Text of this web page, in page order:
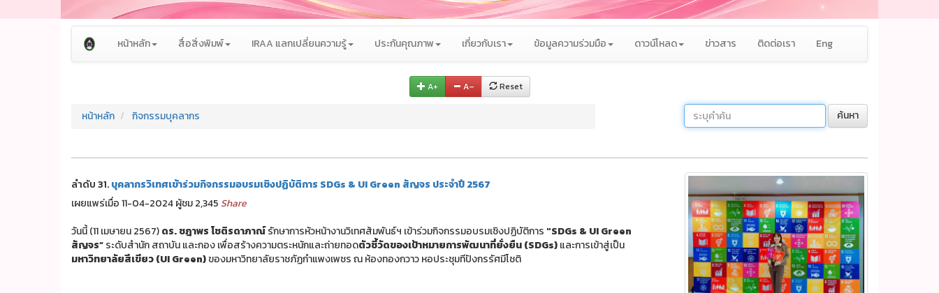
หน้าหลัก สื่อสิ่งพิมพ์ IRAA แลกเปลี่ยนความรู้ ประกันคุณภาพ เกี่ยวกับเรา ข้อมูลความร่วมมือ ดาวน์โหลด ข่าวสาร ติดต่อเรา Eng
A+ A– Reset
หน้าหลัก กิจกรรมบุคลากร ค้นหา
ลำดับ 31.บุคลากรวิเทศเข้าร่วมกิจกรรมอบรมเชิงปฏิบัติการ SDGs & UI Green สัญจร ประจำปี 2567
เผยแพร่เมื่อ 11-04-2024 ผู้ชม 2,345 Share
วันนี้ (11 เมษายน 2567)ดร. ชฎาพร โชติรดาภาณ์รักษาการหัวหน้างานวิเทศส้มพันธ์ฯ เข้าร่วมกิจกรรมอบรมเชิงปฏิบัติการ "SDGs & UI Green
สัญจร”ระดับสำนัก สถาบัน และกอง เพื่อสร้างความตระหนักและถ่ายทอดตัวชี้วัดของเป้าหมายการพัฒนาที่ยั่งยืน (SDGs)และการเข้าสู่เป็น
มหาวิทยาลัยสีเขียว (UI Green)ของมหาวิทยาลัยราชภัฏกำแพงเพชร ณ ห้องทองกวาว หอประชุมทีปังกรรัศมีโชติ